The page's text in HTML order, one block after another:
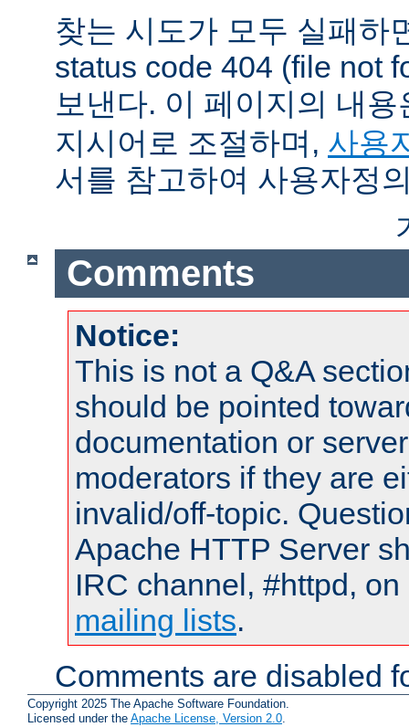
찾는 시도가 모두 실패하
status code 404 (file not
보낸다. 이 페이지의 내
지시어로 조절하며, 사용
서를 참고하여 사용자정
Comments
Notice:
This is not a Q&A
should be pointed
documentation or
moderators if they are
invalid/off-topic.
Apache HTTP Server
IRC channel, #httpd,
mailing lists.
Comments are disabled
Copyright 2025 The Apache Software Foundation.
Licensed under the Apache License, Version 2.0.